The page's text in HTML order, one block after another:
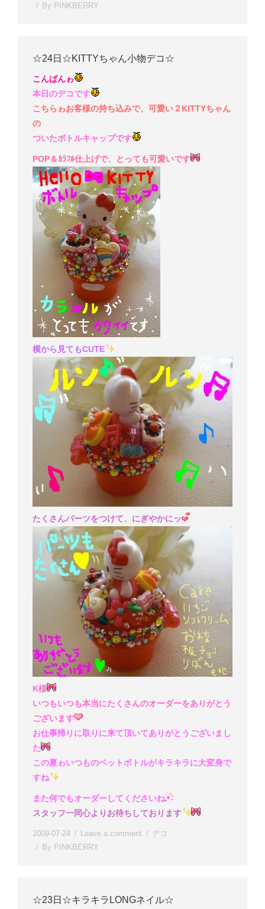
By PINKBERRY
☆24日☆KITTYちゃん小物デコ☆
こんばんゎ
本日のデコです
こちらゎお客様の持ち込みで、可愛い２KITTYちゃん
の
ついたボトルキャップです
POP＆ｶﾗﾌﾙ仕上げで、とっても可愛いです
横から見てもCUTE
たくさんパーツをつけて、にぎやかにッ
K様
いつもいつも本当にたくさんのオーダーをありがとう
ございます
お仕事帰りに取りに来て頂いてありがとうございまし
た
この夏ゎいつものペットボトルがキラキラに大変身で
すね
また何でもオーダーしてくださいね
スタッフ一同心よりお待ちしております
2009-07-24 Leave a comment
デコ
By PINKBERRY
☆23日☆キラキラLONGネイル☆